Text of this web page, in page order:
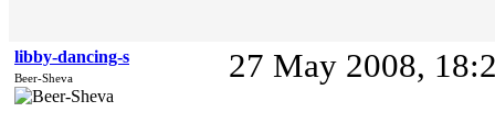
libby-dancing-s
Beer-Sheva 27 May 2008,